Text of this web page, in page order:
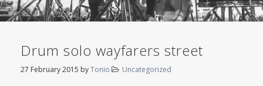
Drum solo wayfarers street
27 February 2015 byTonio Uncategorized